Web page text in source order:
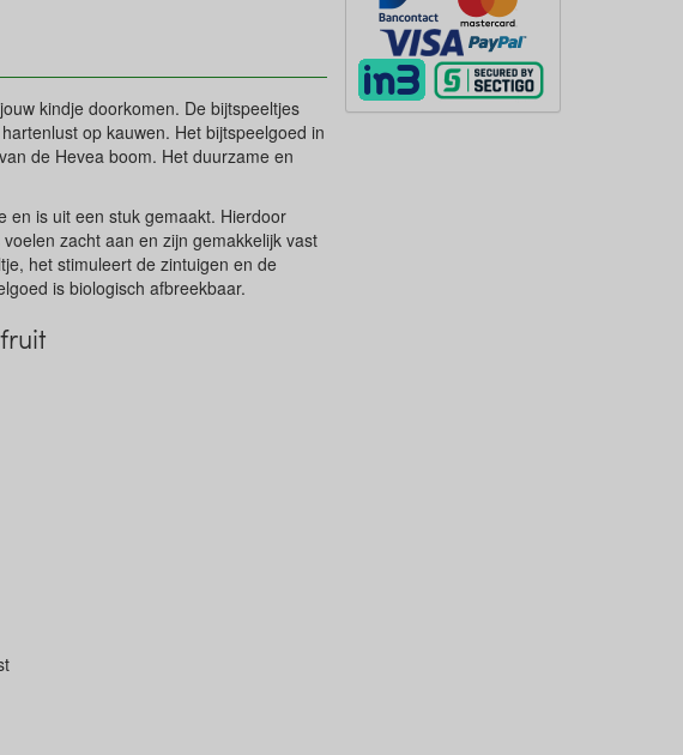
kindje doorkomen. De bijtspeeltjes
op kauwen. Het bijtspeelgoed in
de Hevea boom. Het duurzame en
en is uit een stuk gemaakt. Hierdoor
zacht aan en zijn gemakkelijk vast
het stimuleert de zintuigen en de
is biologisch afbreekbaar.